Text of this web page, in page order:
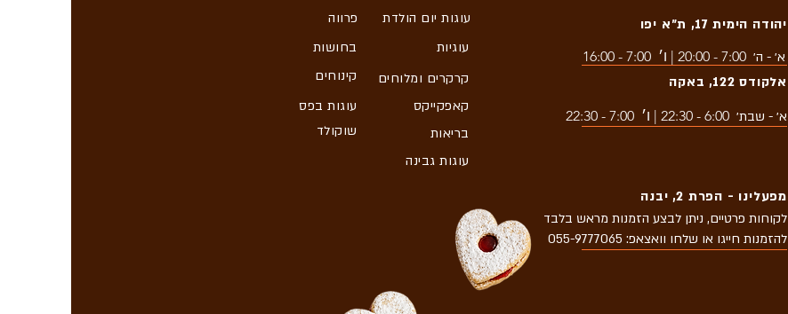
פרווה
בחושות
קינוחים
שוקולד
עוגות בפס
עוגות יום הולדת
עוגיות
קרקרים ומלוחים
קאפקייקס
בריאות
עוגות גבינה
יהודה הימית 17, ת״א יפו
אלקודס 122, באקה
מפעלינו - הפרת 2, יבנה
א׳ - ה׳7:00 - 20:00 | ו׳ 7:00 - 16:00
א׳ - שבת׳6:00 - 22:30 | ו׳ 7:00 - 22:30
לקוחות פרטיים, ניתן לבצע הזמנות מראש בלבד
להזמנות חייגו או שלחו וואצאפ: 055-9777065